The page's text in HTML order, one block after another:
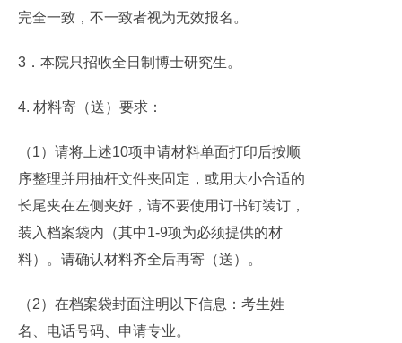
完全一致，不一致者视为无效报名。
3．本院只招收全日制博士研究生。
4. 材料寄（送）要求：
（1）请将上述10项申请材料单面打印后按顺
序整理并用抽杆文件夹固定，或用大小合适的
长尾夹在左侧夹好，请不要使用订书钉装订，
装入档案袋内（其中1-9项为必须提供的材
料）。请确认材料齐全后再寄（送）。
（2）在档案袋封面注明以下信息：考生姓
名、电话号码、申请专业。